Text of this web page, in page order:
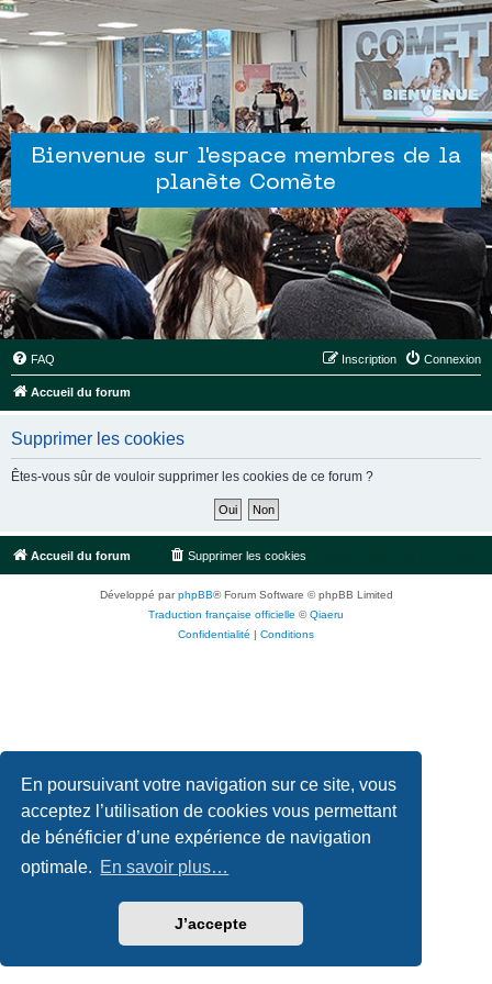
En poursuivant votre navigation sur ce site, vous
acceptez l’utilisation de cookies vous permettant
de bénéficier d’une expérience de navigation
optimale. En savoir plus…
J’accepte
Bienvenue sur l'espace membres de la
planète Comète
FAQ Connexion
Inscription
Accueil du forum
Supprimer les cookies
Êtes-vous sûr de vouloir supprimer les cookies de ce forum ?
Accueil du forum Supprimer les cookies
Développé parphpBB® Forum Software © phpBB Limited
Traduction française officielle ©Qiaeru
Confidentialité | Conditions